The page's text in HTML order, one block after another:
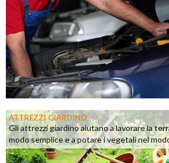
ATTREZZI GIARDINO
Gli attrezzi giardino aiutano a lavorare la
modo semplice e a potare i vegetali nel